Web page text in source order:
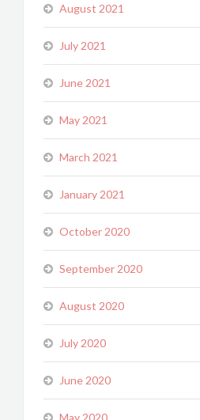
August 2021
July 2021
June 2021
May 2021
March 2021
January 2021
October 2020
September 2020
August 2020
July 2020
June 2020
May 2020